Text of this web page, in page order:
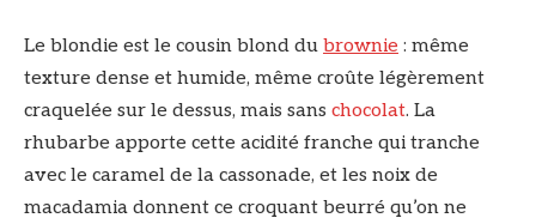
Le blondie est le cousin blond du brownie : même
texture dense et humide, même croûte légèrement
craquelée sur le dessus, mais sans chocolat. La
rhubarbe apporte cette acidité franche qui tranche
avec le caramel de la cassonade, et les noix de
macadamia donnent ce croquant beurré qu’on ne